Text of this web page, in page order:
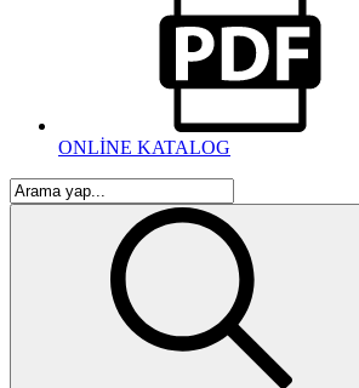
ONLİNE KATALOG